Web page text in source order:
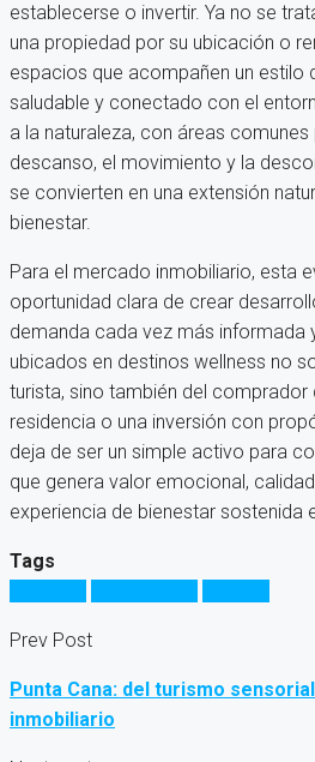
establecerse o invertir. Ya no se
una propiedad por su ubicación o
espacios que acompañen un estilo
saludable y conectado con el
a la naturaleza, con áreas comunes
descanso, el movimiento y la
se convierten en una extensión
bienestar.
Para el mercado inmobiliario, esta
oportunidad clara de crear
demanda cada vez más informada
ubicados en destinos wellness no
turista, sino también del comprador
residencia o una inversión con
deja de ser un simple activo para
que genera valor emocional,
experiencia de bienestar sostenida
Tags
Prev Post
Punta Cana: del turismo
inmobiliario